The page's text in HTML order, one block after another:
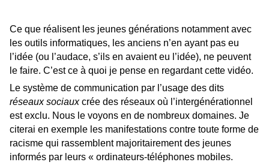
Ce que réalisent les jeunes générations notamment avec
les outils informatiques, les anciens n’en ayant pas eu
l’idée (ou l’audace, s’ils en avaient eu l’idée), ne peuvent
le faire. C’est ce à quoi je pense en regardant cette vidéo.
Le système de communication par l’usage des dits
réseaux sociauxcrée des réseaux où l’intergénérationnel
est exclu. Nous le voyons en de nombreux domaines. Je
citerai en exemple les manifestations contre toute forme de
racisme qui rassemblent majoritairement des jeunes
informés par leurs « ordinateurs-téléphones mobiles.